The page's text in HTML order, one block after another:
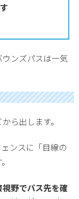
ンズパスは一気
ら出します。
ンスに「目線の
視野でパス先を確